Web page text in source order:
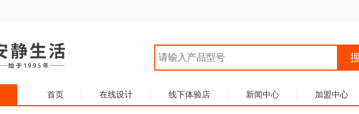
首页 在线设计 线下体验店 新闻中心 加盟中心